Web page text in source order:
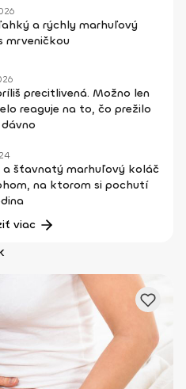
a rýchly marhuľový
mrveničkou
precitlivená. Možno len
reaguje na to, čo prežilo
a šťavnatý marhuľový koláč
na ktorom si pochutí
viac